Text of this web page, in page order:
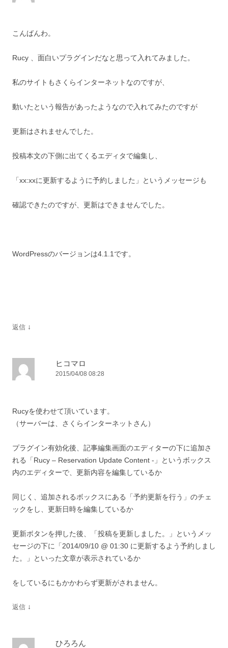
こんばんわ。
Rucy 、面白いプラグインだなと思って入れてみました。
私のサイトもさくらインターネットなのですが、
動いたという報告があったようなので入れてみたのですが
更新はされませんでした。
投稿本文の下側に出てくるエディタで編集し、
「xx:xxに更新するように予約しました」というメッセージも
確認できたのですが、更新はできませんでした。
WordPressのバージョンは4.1.1です。
返信 ↓
ヒコマロ
2015/04/08 08:28
Rucyを使わせて頂いています。
（サーバーは、さくらインターネットさん）
プラグイン有効化後、記事編集画面のエディターの下に追加さ
れる「Rucy – Reservation Update Content -」というボックス
内のエディターで、更新内容を編集しているか
同じく、追加されるボックスにある「予約更新を行う」のチェ
ックをし、更新日時を編集しているか
更新ボタンを押した後、「投稿を更新しました。」というメッ
セージの下に「2014/09/10 @ 01:30 に更新するよう予約しまし
た。」といった文章が表示されているか
をしているにもかかわらず更新がされません。
返信 ↓
ひろろん